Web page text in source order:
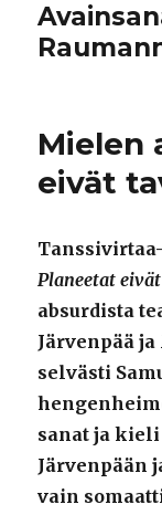
Mielen
eivät
Planeetat
absurdista
Järvenpää
selvästi
sanat ja
Järvenpään
vain